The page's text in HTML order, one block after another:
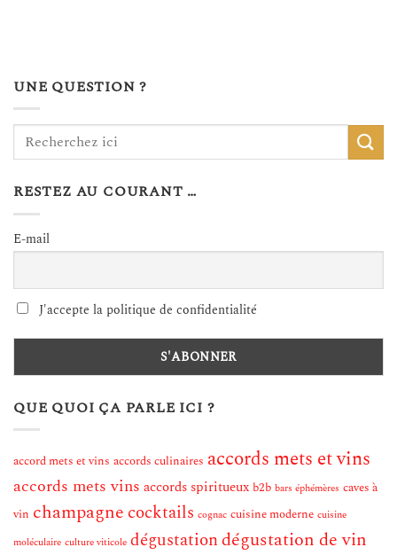
UNE QUESTION ?
RESTEZ AU COURANT …
E-mail
J'accepte la politique de confidentialité
QUE QUOI ÇA PARLE ICI ?
accord mets et vins accords culinaires accords mets et vins
accords mets vins accords spiritueux b2b bars éphémères caves à
vin champagne cocktails cognac cuisine moderne cuisine
moléculaire culture viticole dégustationdégustation de vin